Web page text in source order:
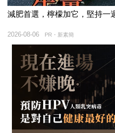
減肥首選，檸檬加它，堅持一
PR・新素簡
2026-08-06